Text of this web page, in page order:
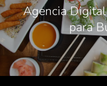
Agencia
para